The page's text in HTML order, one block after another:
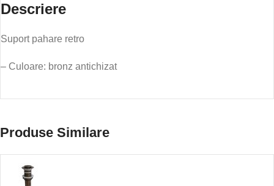
Descriere
Suport pahare retro
– Culoare: bronz antichizat
Produse Similare